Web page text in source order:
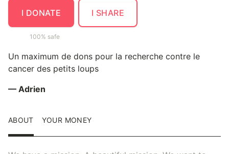
I DONATE
100% safe
I SHARE
Un maximum de dons pour la recherche contre le
cancer des petits loups
— Adrien
ABOUT YOUR MONEY